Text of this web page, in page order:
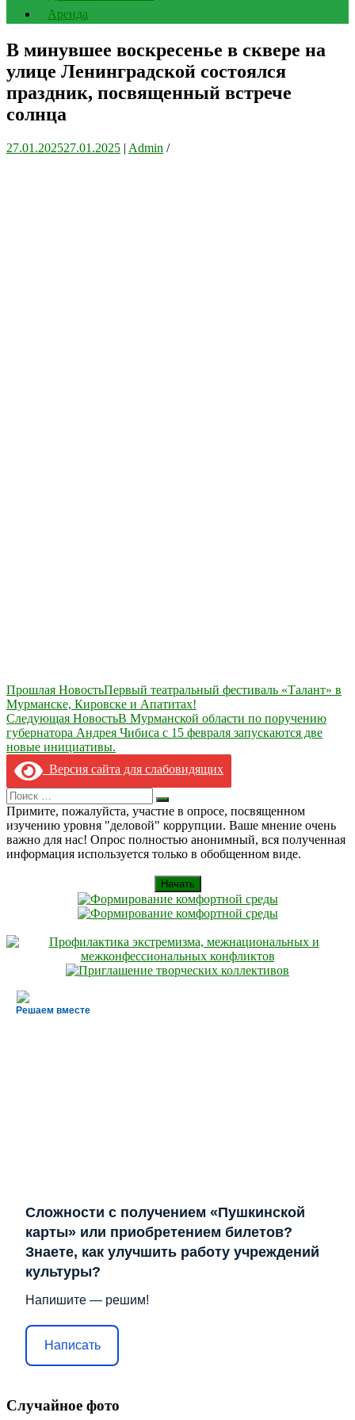
Аренда
В минувшее воскресенье в сквере на
улице Ленинградской состоялся
праздник, посвященный встрече
солнца
27.01.202527.01.2025 | Admin /
Навигация
по
записям
Прошлая НовостьПервый театральный фестиваль «Талант» в
Мурманске, Кировске и Апатитах!
Следующая НовостьВ Мурманской области по поручению
губернатора Андрея Чибиса с 15 февраля запускаются две
новые инициативы.
Версия сайта для слабовидящих
Search
for:
Искать
Примите, пожалуйста, участие в опросе, посвященном
изучению уровня "деловой" коррупции. Ваше мнение очень
важно для нас! Опрос полностью анонимный, вся полученная
информация используется только в обобщенном виде.
Начать
Решаем вместе
Сложности с получением «Пушкинской
карты» или приобретением билетов?
Знаете, как улучшить работу учреждений
культуры?
Напишите — решим!
Написать
Случайное фото